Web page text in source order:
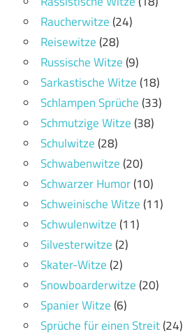
Raucherwitze(24)
Reisewitze(28)
Russische Witze(9)
Sarkastische Witze(18)
Schlampen Sprüche(33)
Schmutzige Witze(38)
Schulwitze(28)
Schwabenwitze(20)
Schwarzer Humor(10)
Schweinische Witze(11)
Schwulenwitze(11)
Silvesterwitze(2)
Skater-Witze(2)
Snowboarderwitze(20)
Spanier Witze(6)
Sprüche für einen Streit(24)